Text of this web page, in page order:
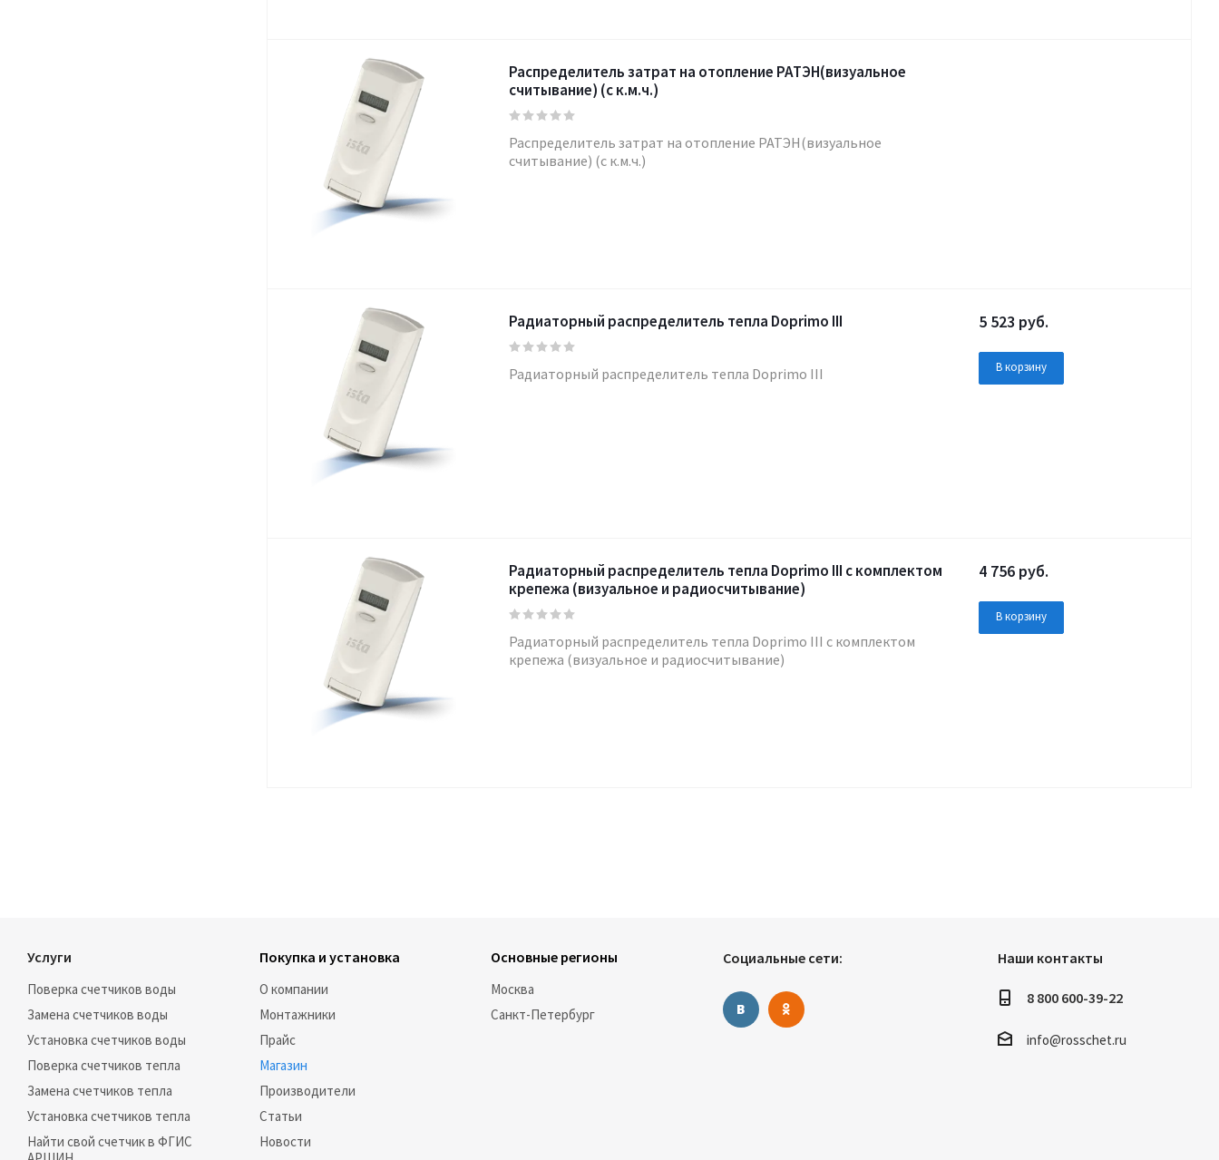
Распределитель затрат на отопление РАТЭН(визуальное
считывание) (с к.м.ч.)
Распределитель затрат на отопление РАТЭН(визуальное
считывание) (с к.м.ч.)
Радиаторный распределитель тепла Doprimo III
Радиаторный распределитель тепла Doprimo III
5 523 руб.
В корзину
Радиаторный распределитель тепла Doprimo III с комплектом
крепежа (визуальное и радиосчитывание)
Радиаторный распределитель тепла Doprimo III с комплектом
крепежа (визуальное и радиосчитывание)
4 756 руб.
В корзину
Услуги
Поверка счетчиков воды
Замена счетчиков воды
Установка счетчиков воды
Поверка счетчиков тепла
Замена счетчиков тепла
Установка счетчиков тепла
Найти свой счетчик в ФГИС
Покупка и установка
О компании
Монтажники
Прайс
Магазин
Производители
Статьи
Новости
Основные регионы
Москва
Санкт-Петербург
Социальные сети: Наши контакты
8 800 600-39-22
info@rosschet.ru